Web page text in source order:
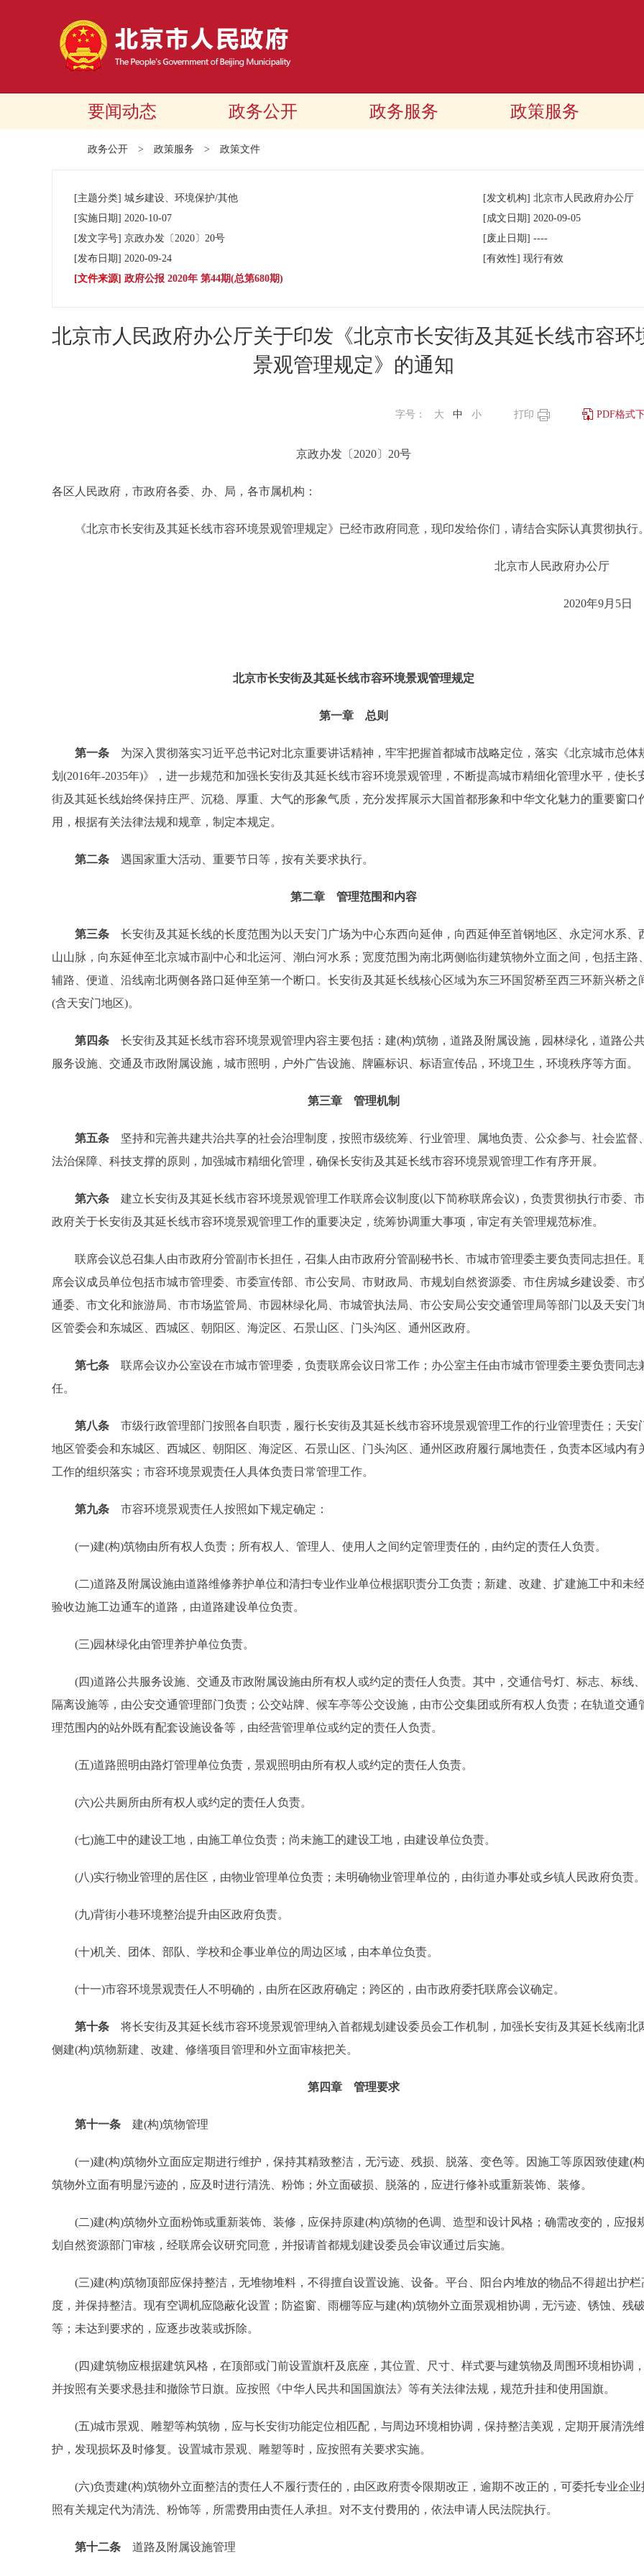
要闻动态 政务公开 政务服务 政策服务
政务公开 > 政策服务 > 政策文件
[主题分类] 城乡建设、环境保护/其他 [发文机构] 北京市人民政府办公厅
[实施日期] 2020-10-07 [成文日期] 2020-09-05
[发文字号] 京政办发 〔2020〕 20号 [废止日期] ----
[发布日期] 2020-09-24 [有效性] 现行有效
[文件来源] 政府公报 2020年 第44期(总第680期)
北京市人民政府办公厅关于印发《北京市长安街及其延长线市容环
景观管理规定》的通知
PDF格式
打印
字号： 大 中 小
京政办发〔2020〕20号
各区人民政府，市政府各委、办、局，各市属机构：
《北京市长安街及其延长线市容环境景观管理规定》已经市政府同意，现印发给你们，请结合实际认真贯彻执行。
北京市人民政府办公
2020年9月5
北京市长安街及其延长线市容环境景观管理规定
第一章 总则
第一条 为深入贯彻落实习近平总书记对北京重要讲话精神，牢牢把握首都城市战略定位，落实《北京城市总体
划(2016年-2035年)》，进一步规范和加强长安街及其延长线市容环境景观管理，不断提高城市精细化管理水平，使长
街及其延长线始终保持庄严、沉稳、厚重、大气的形象气质，充分发挥展示大国首都形象和中华文化魅力的重要窗口
用，根据有关法律法规和规章，制定本规定。
第二条 遇国家重大活动、重要节日等，按有关要求执行。
第二章 管理范围和内容
第三条 长安街及其延长线的长度范围为以天安门广场为中心东西向延伸，向西延伸至首钢地区、永定河水系、
山山脉，向东延伸至北京城市副中心和北运河、潮白河水系；宽度范围为南北两侧临街建筑物外立面之间，包括主路、
辅路、便道、沿线南北两侧各路口延伸至第一个断口。长安街及其延长线核心区域为东三环国贸桥至西三环新兴桥之
(含天安门地区)。
第四条 长安街及其延长线市容环境景观管理内容主要包括：建(构)筑物，道路及附属设施，园林绿化，道路公
服务设施、交通及市政附属设施，城市照明，户外广告设施、牌匾标识、标语宣传品，环境卫生，环境秩序等方面。
第三章 管理机制
第五条 坚持和完善共建共治共享的社会治理制度，按照市级统筹、行业管理、属地负责、公众参与、社会监督、
法治保障、科技支撑的原则，加强城市精细化管理，确保长安街及其延长线市容环境景观管理工作有序开展。
第六条 建立长安街及其延长线市容环境景观管理工作联席会议制度(以下简称联席会议)，负责贯彻执行市委、
政府关于长安街及其延长线市容环境景观管理工作的重要决定，统筹协调重大事项，审定有关管理规范标准。
联席会议总召集人由市政府分管副市长担任，召集人由市政府分管副秘书长、市城市管理委主要负责同志担任。
席会议成员单位包括市城市管理委、市委宣传部、市公安局、市财政局、市规划自然资源委、市住房城乡建设委、市
通委、市文化和旅游局、市市场监管局、市园林绿化局、市城管执法局、市公安局公安交通管理局等部门以及天安门
区管委会和东城区、西城区、朝阳区、海淀区、石景山区、门头沟区、通州区政府。
第七条 联席会议办公室设在市城市管理委，负责联席会议日常工作；办公室主任由市城市管理委主要负责同志
任。
第八条 市级行政管理部门按照各自职责，履行长安街及其延长线市容环境景观管理工作的行业管理责任；天安
地区管委会和东城区、西城区、朝阳区、海淀区、石景山区、门头沟区、通州区政府履行属地责任，负责本区域内有
工作的组织落实；市容环境景观责任人具体负责日常管理工作。
第九条 市容环境景观责任人按照如下规定确定：
(一)建(构)筑物由所有权人负责；所有权人、管理人、使用人之间约定管理责任的，由约定的责任人负责。
(二)道路及附属设施由道路维修养护单位和清扫专业作业单位根据职责分工负责；新建、改建、扩建施工中和未
验收边施工边通车的道路，由道路建设单位负责。
(三)园林绿化由管理养护单位负责。
(四)道路公共服务设施、交通及市政附属设施由所有权人或约定的责任人负责。其中，交通信号灯、标志、标线、
隔离设施等，由公安交通管理部门负责；公交站牌、候车亭等公交设施，由市公交集团或所有权人负责；在轨道交通
理范围内的站外既有配套设施设备等，由经营管理单位或约定的责任人负责。
(五)道路照明由路灯管理单位负责，景观照明由所有权人或约定的责任人负责。
(六)公共厕所由所有权人或约定的责任人负责。
(七)施工中的建设工地，由施工单位负责；尚未施工的建设工地，由建设单位负责。
(八)实行物业管理的居住区，由物业管理单位负责；未明确物业管理单位的，由街道办事处或乡镇人民政府负责。
(九)背街小巷环境整治提升由区政府负责。
(十)机关、团体、部队、学校和企事业单位的周边区域，由本单位负责。
(十一)市容环境景观责任人不明确的，由所在区政府确定；跨区的，由市政府委托联席会议确定。
第十条 将长安街及其延长线市容环境景观管理纳入首都规划建设委员会工作机制，加强长安街及其延长线南北
侧建(构)筑物新建、改建、修缮项目管理和外立面审核把关。
第四章 管理要求
第十一条 建(构)筑物管理
(一)建(构)筑物外立面应定期进行维护，保持其精致整洁，无污迹、残损、脱落、变色等。因施工等原因致使建(
筑物外立面有明显污迹的，应及时进行清洗、粉饰；外立面破损、脱落的，应进行修补或重新装饰、装修。
(二)建(构)筑物外立面粉饰或重新装饰、装修，应保持原建(构)筑物的色调、造型和设计风格；确需改变的，应报
划自然资源部门审核，经联席会议研究同意，并报请首都规划建设委员会审议通过后实施。
(三)建(构)筑物顶部应保持整洁，无堆物堆料，不得擅自设置设施、设备。平台、阳台内堆放的物品不得超出护栏
度，并保持整洁。现有空调机应隐蔽化设置；防盗窗、雨棚等应与建(构)筑物外立面景观相协调，无污迹、锈蚀、残破
等；未达到要求的，应逐步改装或拆除。
(四)建筑物应根据建筑风格，在顶部或门前设置旗杆及底座，其位置、尺寸、样式要与建筑物及周围环境相协调，
并按照有关要求悬挂和撤除节日旗。应按照《中华人民共和国国旗法》等有关法律法规，规范升挂和使用国旗。
(五)城市景观、雕塑等构筑物，应与长安街功能定位相匹配，与周边环境相协调，保持整洁美观，定期开展清洗维
护，发现损坏及时修复。设置城市景观、雕塑等时，应按照有关要求实施。
(六)负责建(构)筑物外立面整洁的责任人不履行责任的，由区政府责令限期改正，逾期不改正的，可委托专业企业
照有关规定代为清洗、粉饰等，所需费用由责任人承担。对不支付费用的，依法申请人民法院执行。
第十二条 道路及附属设施管理